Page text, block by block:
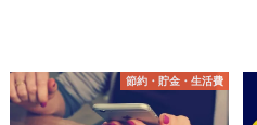
節約・貯金・生活費